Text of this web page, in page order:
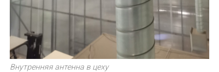
Внутренняя антенна в цеху